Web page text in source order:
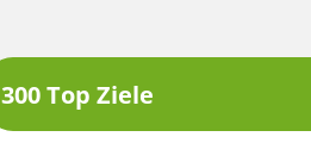
300 Top Ziele